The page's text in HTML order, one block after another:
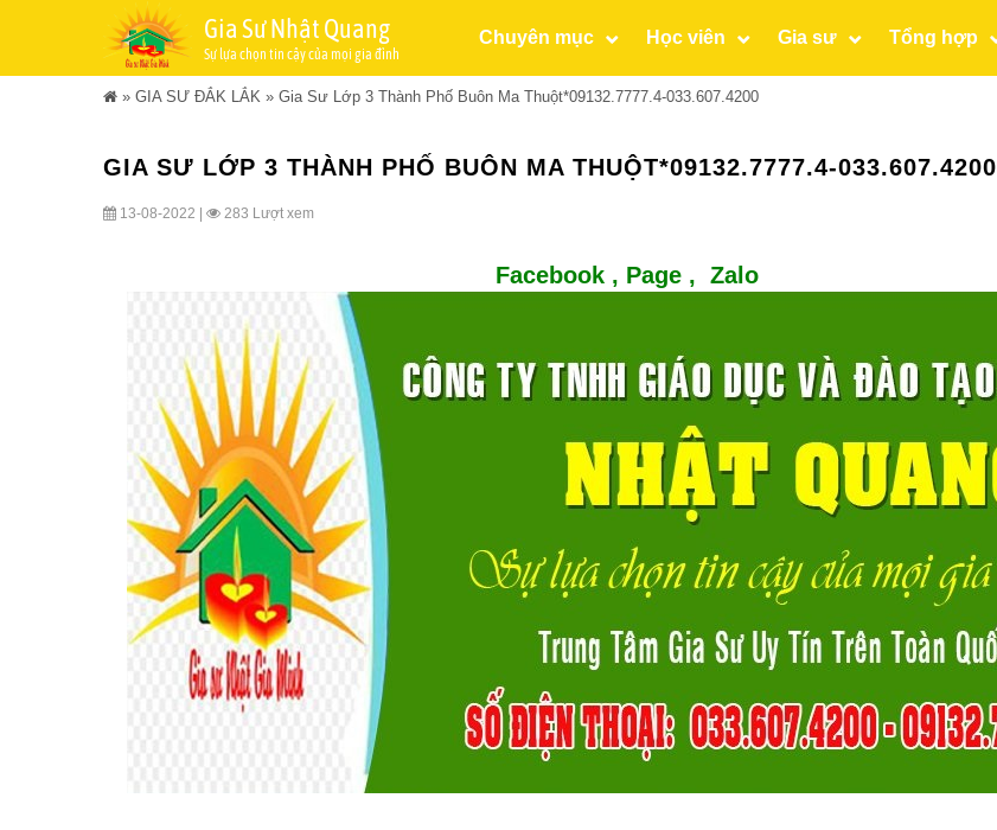
Gia Sư Nhật Quang
Sự lựa chọn tin cậy của mọi gia đình
Chuyên mục Học viên Gia sư Tổng hợp
» GIA SƯ ĐẮK LẮK » Gia Sư Lớp 3 Thành Phố Buôn Ma Thuột*09132.7777.4-033.607.4200
GIA SƯ LỚP 3 THÀNH PHỐ BUÔN MA THUỘT*09132.7777.4-033.607.4200
13-08-2022 | 283 Lượt xem
Facebook , Page, Zalo